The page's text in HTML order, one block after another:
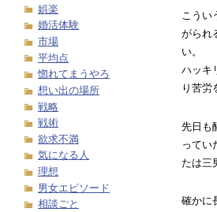
こうい
がられ
い。
ハッキ
り苦労
先日も
ってい
たは三
確かに
娯楽
婚活体験
市場
平均点
惚れてまうやろ
想い出の場所
戦略
戦術
欲求不満
気になる人
理想
男女エピソード
相談ごと